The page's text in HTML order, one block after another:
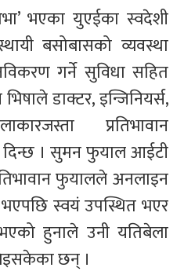
भएका युएईका स्वदेशी
बसोबासको व्यवस्था
गर्ने सुविधा सहित
डाक्टर, इन्जिनियर्स,
प्रतिभावान
दिन्छ । सुमन फुयाल आईटी
फुयालले अनलाइन
स्वयं उपस्थित भएर
हुनाले उनी यतिबेला
छन् ।